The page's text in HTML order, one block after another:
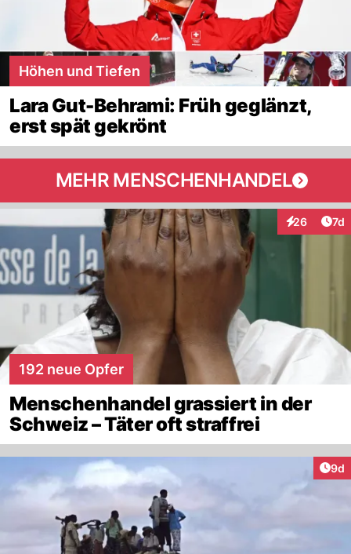
Höhen und Tiefen
Lara Gut-Behrami: Früh geglänzt,
erst spät gekrönt
MEHR MENSCHENHANDEL
26
Interaktionen
7d
192 neue Opfer
Menschenhandel grassiert in der
Schweiz – Täter oft straffrei
9d